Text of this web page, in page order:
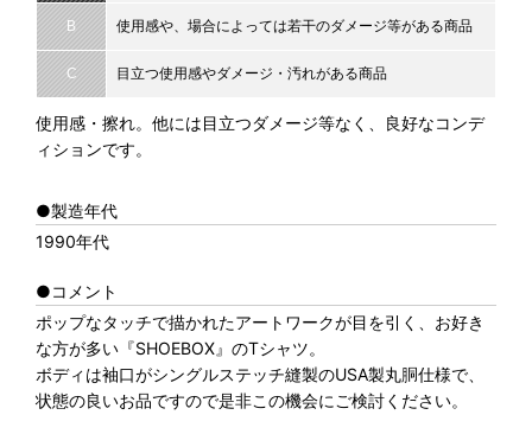
B 使用感や、場合によっては若干のダメージ等がある商品
C 目立つ使用感やダメージ・汚れがある商品
使用感・擦れ。他には目立つダメージ等なく、良好なコンデ
ィションです。
●製造年代
1990年代
●コメント
ポップなタッチで描かれたアートワークが目を引く、お好き
な方が多い『SHOEBOX』のTシャツ。
ボディは袖口がシングルステッチ縫製のUSA製丸胴仕様で、
状態の良いお品ですので是非この機会にご検討ください。